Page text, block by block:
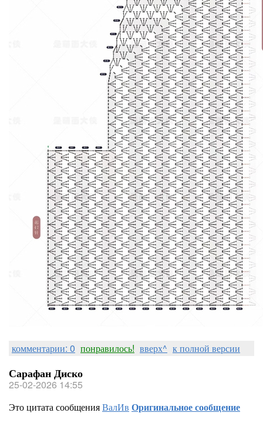
комментарии: 0 понравилось! вверх^ к полной версии
Сарафан Диско
25-02-2026 14:55
Это цитата сообщенияВалИв Оригинальное сообщение